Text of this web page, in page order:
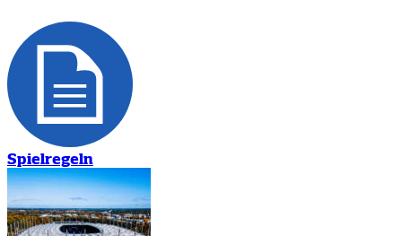
Spielregeln